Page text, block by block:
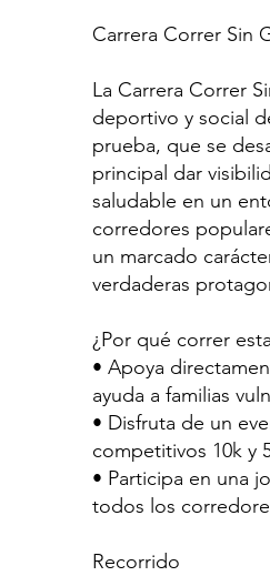
Carrera Correr Sin
La Carrera Correr
deportivo y social
prueba, que se
principal dar
saludable en un
corredores
un marcado
verdaderas
¿Por qué correr
• Apoya
ayuda a familias
• Disfruta de un
competitivos 10k y
• Participa en una
todos los
Recorrido